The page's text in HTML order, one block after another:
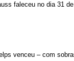
faleceu no dia 31
venceu – com